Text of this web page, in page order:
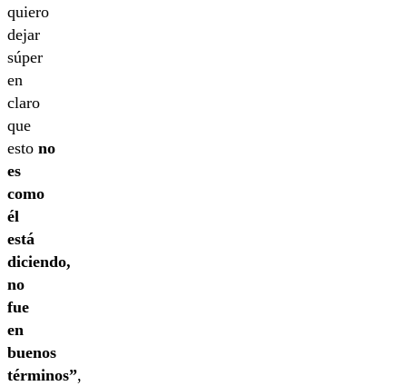
quiero
dejar
súper
en
claro
que
esto no
es
como
él
está
diciendo,
no
fue
en
buenos
términos”,